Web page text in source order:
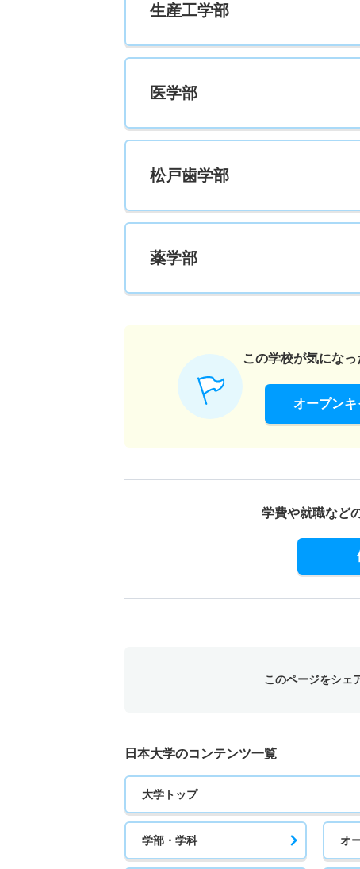
経営法学科 一般 Ｎ全学統一方式第２期
公共政策学科 一般 Ｎ全学統一方式第１期
23人
5人
公共政策学科 一般 共テ Ｃ方式３教科型
公共政策学科 一般 共テ Ｃ方式４教科型
生産工学部
医学部
松戸歯学部
薬学部
この学校が気になっ
オープン
学費や就職など
このページをシェ
日本大学のコンテンツ一覧
大学トップ
学部・学科 オ